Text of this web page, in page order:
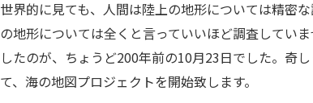
世界的に見ても、人間は陸上の地形については精密
の地形については全くと言っていいほど調査してい
したのが、ちょうど200年前の10月23日でした。奇
て、海の地図プロジェクトを開始致します。